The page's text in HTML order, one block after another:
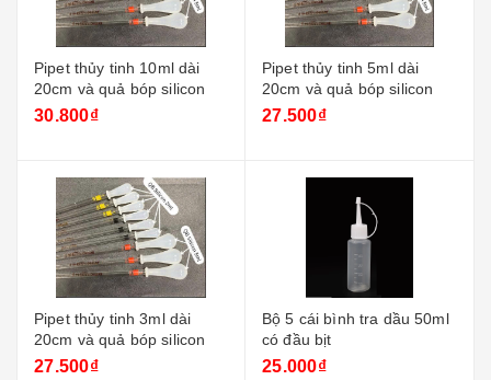
Pipet thủy tinh 10ml dài
20cm và quả bóp silicon
30.800₫
Pipet thủy tinh 5ml dài
20cm và quả bóp silicon
27.500₫
Pipet thủy tinh 3ml dài
20cm và quả bóp silicon
27.500₫
Bộ 5 cái bình tra dầu 50ml
có đầu bịt
25.000₫